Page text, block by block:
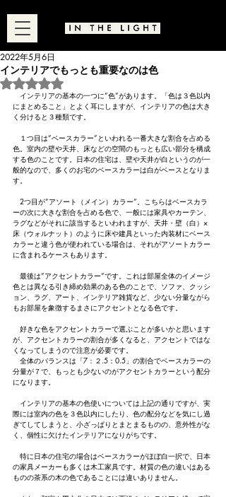
インテリアでもっとも重要なのは色
2022年5月6日
5つ星のうちNaNと評価されています。
インテリアの基本の一つに”色”があります。「色は３色以内
にまとめること」とよく耳にしますが、インテリアの色は大き
く分けると３種類です。
１つ目は”ベースカラー”といわれる一番大きな割合を占める
色。室内の壁や天井、床などの空間のもっとも広い部分を構成
する色のことです。日本の住宅は、壁や天井が白というのが一
般的なので、多くのお宅のベースカラーは白がベースとなりま
す。
2つ目が”アソート（メイン）カラー”。こちらはベースカラ
ーの次に大きな割合を占める色で、一般には家具やカーテン、
ラグなどがそれに該当するといわれますが、天井・壁（白）×
床（ウォルナット）のように床や建具といった内装材にベース
カラーと違う色が使われている場合は、それがアソートカラー
に含まれるケースもあります。
最後は”アクセントカラー”です。これは部屋全体のイメージ
色とは異なる引き締め効果のある色のことで、ソファ、クッシ
ョン、ラグ、アート、インテリア雑貨など、少ない分量ながら
もお部屋を象徴するまさにアクセントとなる色です。
好きな色をアクセントカラーで選ぶことが多いかと思います
が、アクセントカラーの割合が多くなると、アクセントではな
くなってしまうので注意が必要です。
全体のバランスは「7：２.5：0.5」の割合でベースカラーの
分量が７で、もっとも少ないのがアクセントカラーという配分
になります。
インテリアの基本の色使いについては上記の通りですが、実
際には室内の色を３色以内にしたり、色の配分などを気にし過
ぎてしてしまうと、小ざっぱりとまとまるものの、意外性がな
く、個性に欠けたインテリアになりがちです。
特に日本の住宅の場合はベースカラーがほぼ白一択で、日本
の家具メーカーも多くは木工家具です。材質の色の違いはある
ものの茶系の木の色であることには違いありません。